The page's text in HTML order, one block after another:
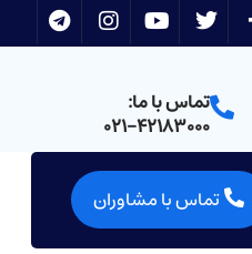
تماس با ما:
021-42183000
تماس با مشاوران